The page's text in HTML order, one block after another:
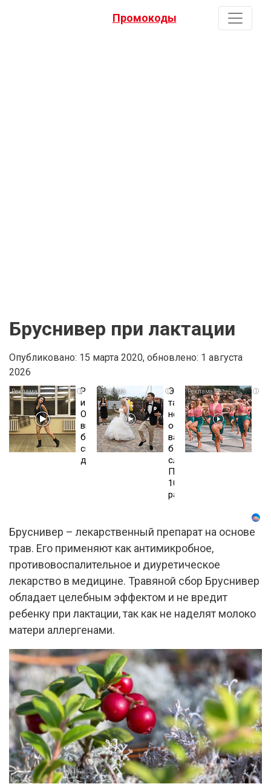
Промокоды
Бруснивер при лактации
Опубликовано: 15 марта 2020, обновлено: 1 августа
2026
iРолик
из
Омска:
вы
будете
смеяться
долго
iЭтот
танец
невесты
оставит
вас
без
слов!
Пересмотрела
10
раз
i
Бруснивер – лекарственный препарат на основе
трав. Его применяют как антимикробное,
противовоспалительное и диуретическое
лекарство в медицине. Травяной сбор Бруснивер
обладает целебным эффектом и не вредит
ребенку при лактации, так как не наделят молоко
матери аллергенами.